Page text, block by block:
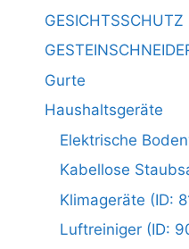
GESICHTSSCHUTZ
Gurte
Haushaltsgeräte
Elektrische
Kabellose
Klimageräte (ID:
Luftreiniger (ID: